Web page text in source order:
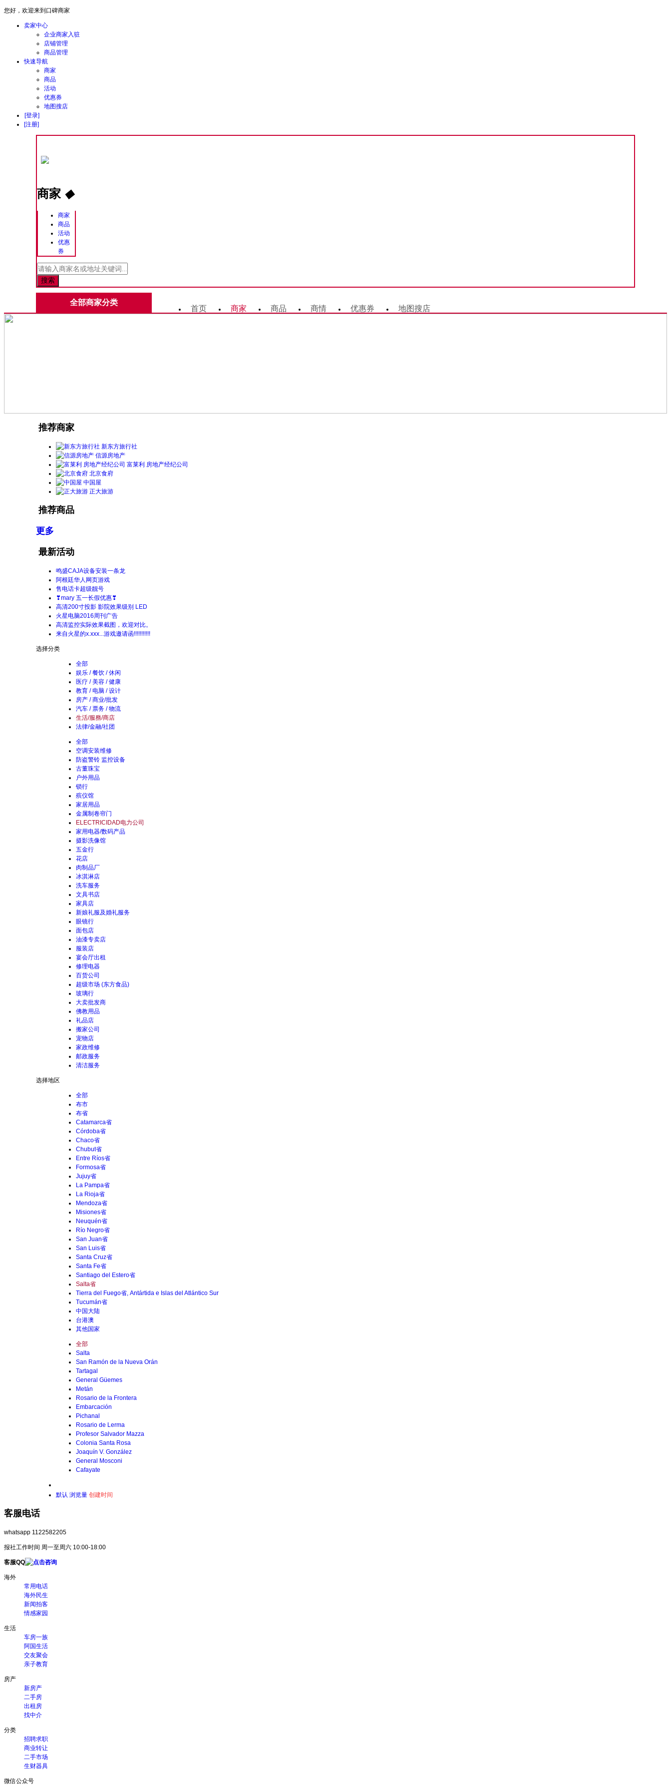
您好，欢迎来到口碑商家
卖家中心
企业商家入驻
店铺管理
商品管理
快速导航
商家
商品
活动
优惠券
地图搜店
[登录]
[注册]
商家 ◆
商家
商品
活动
优惠
券
全部商家分类
首页 商家 商品 商情 优惠券 地图搜店
推荐商家
新东方旅行社
信源房地产
富莱利 房地产经纪公司
北京食府
中国屋
正大旅游
推荐商品
更多
最新活动
鸣盛CAJA设备安装一条龙
阿根廷华人网页游戏
售电话卡超级靓号
❣mary 五一长假优惠❣
高清200寸投影 影院效果级别 LED
火星电脑2016周刊广告
高清监控实际效果截图，欢迎对比。
来自火星的x.xxx...游戏邀请函!!!!!!!!!!!
选择分类
全部
娱乐 / 餐饮 / 休闲
医疗 / 美容 / 健康
教育 / 电脑 / 设计
房产 / 商业/批发
汽车 / 票务 / 物流
生活/服務/商店
法律/金融/社团
全部
空调安装维修
防盗警铃 监控设备
古董珠宝
户外用品
锁行
殡仪馆
家居用品
金属制卷帘门
ELECTRICIDAD电力公司
家用电器/数码产品
摄影洗像馆
五金行
花店
肉制品厂
冰淇淋店
洗车服务
文具书店
家具店
新娘礼服及婚礼服务
眼镜行
面包店
油漆专卖店
服装店
宴会厅出租
修理电器
百货公司
超级市场 (东方食品)
玻璃行
大卖批发商
佛教用品
礼品店
搬家公司
宠物店
家政维修
邮政服务
清洁服务
选择地区
全部
布市
布省
Catamarca省
Córdoba省
Chaco省
Chubut省
Entre Ríos省
Formosa省
Jujuy省
La Pampa省
La Rioja省
Mendoza省
Misiones省
Neuquén省
Río Negro省
San Juan省
San Luis省
Santa Cruz省
Santa Fe省
Santiago del Estero省
Salta省
Tierra del Fuego省, Antártida e Islas del Atlántico Sur
Tucumán省
中国大陆
台港澳
其他国家
全部
Salta
San Ramón de la Nueva Orán
Tartagal
General Güemes
Metán
Rosario de la Frontera
Embarcación
Pichanal
Rosario de Lerma
Profesor Salvador Mazza
Colonia Santa Rosa
Joaquín V. González
General Mosconi
Cafayate
默认 浏览量 创建时间
客服电话
whatsapp 1122582205
报社工作时间 周一至周六 10:00-18:00
客服QQ
海外
常用电话
海外民生
新闻拍客
情感家园
生活
车房一族
阿国生活
交友聚会
亲子教育
房产
新房产
二手房
出租房
找中介
分类
招聘求职
商业转让
二手市场
生财器具
微信公众号